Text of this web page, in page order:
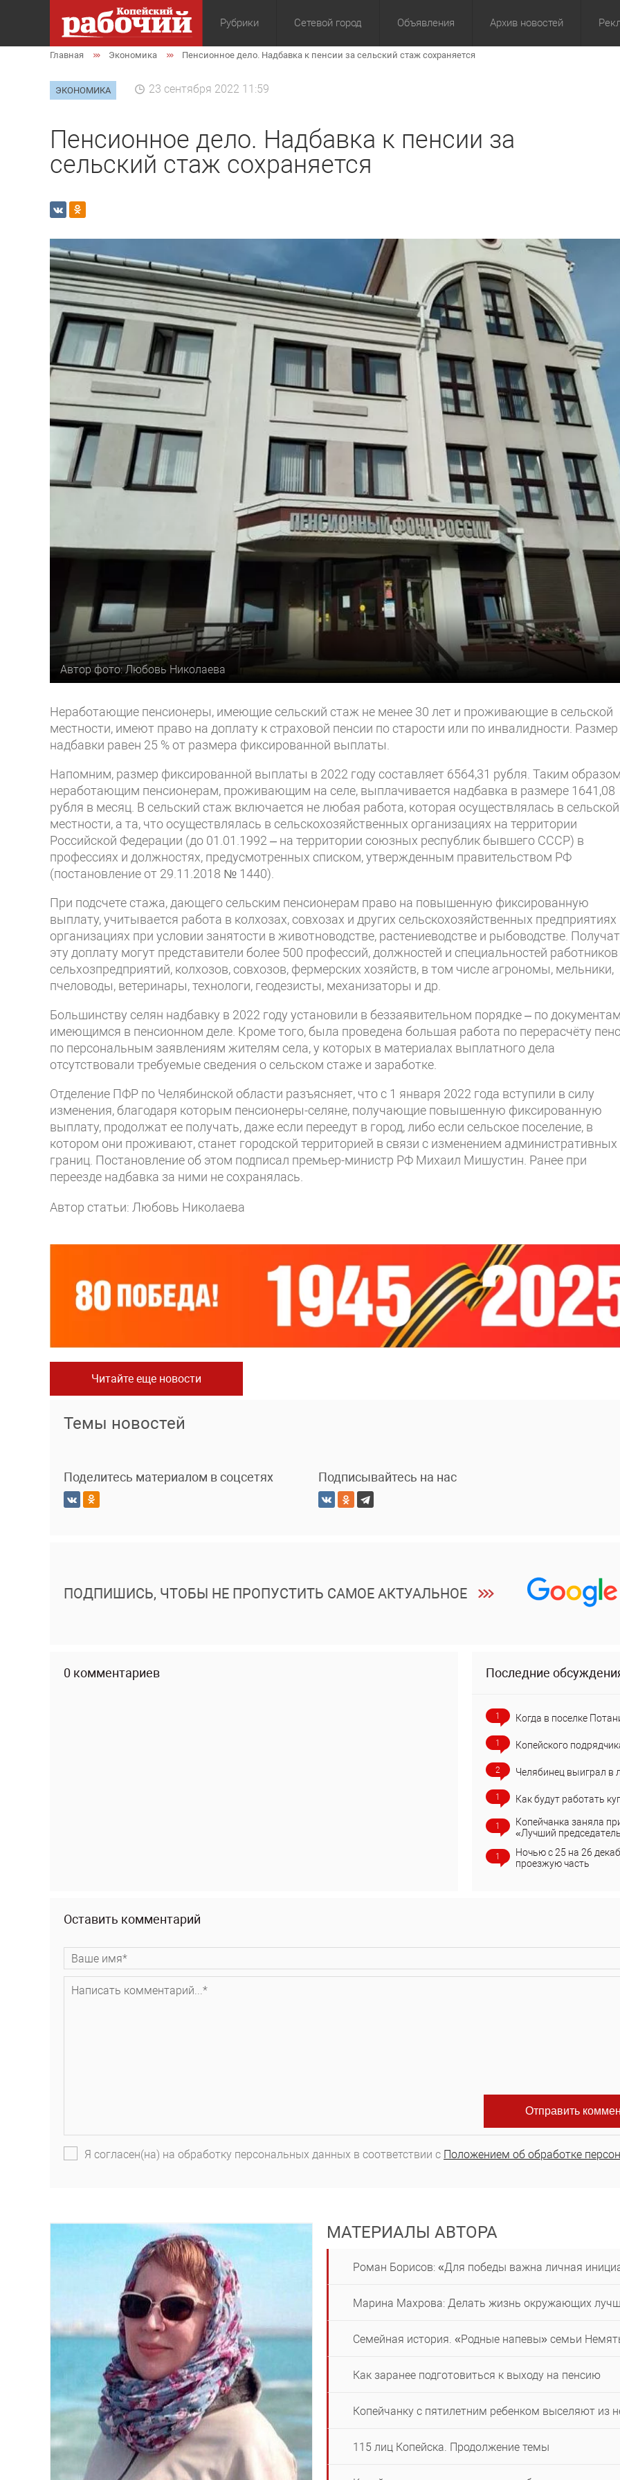
Рубрики
Общество Экономика Культура Политика
Сетевой город Объявления Архив новостей
Главная Экономика Пенсионное дело. Надбавка к пенсии за сельский стаж сохраняется
ЭКОНОМИКА 23 сентября 2022 11:59
Пенсионное дело. Надбавка к пенсии за
сельский стаж сохраняется
Автор фото: Любовь Николаева
Неработающие пенсионеры, имеющие сельский стаж не менее 30 лет и проживающие в сельской
местности, имеют право на доплату к страховой пенсии по старости или по инвалидности. Размер
надбавки равен 25 % от размера фиксированной выплаты.
Напомним, размер фиксированной выплаты в 2022 году составляет 6564,31 рубля. Таким
неработающим пенсионерам, проживающим на селе, выплачивается надбавка в размере 1641,08
рубля в месяц. В сельский стаж включается не любая работа, которая осуществлялась в сельской
местности, а та, что осуществлялась в сельскохозяйственных организациях на территории
Российской Федерации (до 01.01.1992 – на территории союзных республик бывшего СССР) в
профессиях и должностях, предусмотренных списком, утвержденным правительством РФ
(постановление от 29.11.2018 № 1440).
При подсчете стажа, дающего сельским пенсионерам право на повышенную фиксированную
выплату, учитывается работа в колхозах, совхозах и других сельскохозяйственных предприятиях
организациях при условии занятости в животноводстве, растениеводстве и рыбоводстве.
эту доплату могут представители более 500 профессий, должностей и специальностей работников
сельхозпредприятий, колхозов, совхозов, фермерских хозяйств, в том числе агрономы, мельники,
пчеловоды, ветеринары, технологи, геодезисты, механизаторы и др.
Большинству селян надбавку в 2022 году установили в беззаявительном порядке – по
имеющимся в пенсионном деле. Кроме того, была проведена большая работа по перерасчёту
по персональным заявлениям жителям села, у которых в материалах выплатного дела
отсутствовали требуемые сведения о сельском стаже и заработке.
Отделение ПФР по Челябинской области разъясняет, что с 1 января 2022 года вступили в силу
изменения, благодаря которым пенсионеры-селяне, получающие повышенную фиксированную
выплату, продолжат ее получать, даже если переедут в город, либо если сельское поселение, в
котором они проживают, станет городской территорией в связи с изменением административных
границ. Постановление об этом подписал премьер-министр РФ Михаил Мишустин. Ранее при
переезде надбавка за ними не сохранялась.
Автор статьи: Любовь Николаева
Читайте еще новости
Темы новостей
Поделитесь материалом в соцсетях Подписывайтесь на нас
ПОДПИШИСЬ, ЧТОБЫ НЕ ПРОПУСТИТЬ САМОЕ АКТУАЛЬНОЕ
0 комментариев Последние
1 Когда в поселке
1 Копейского
2 Челябинец выиграл в
1 Как будут работать
1
Копейчанка заняла
«Лучший
1
Ночью с 25 на 26
проезжую часть
Оставить комментарий
Я согласен(на) на обработку персональных данных в соответствии с Положением об обработке
МАТЕРИАЛЫ АВТОРА
Роман Борисов: «Для победы важна личная
Марина Махрова: Делать жизнь окружающих
Семейная история. «Родные напевы» семьи
Как заранее подготовиться к выходу на пенсию
Копейчанку с пятилетним ребенком выселяют из
115 лиц Копейска. Продолжение темы